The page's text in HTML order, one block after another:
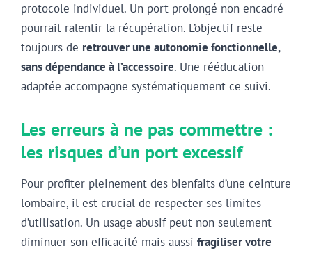
protocole individuel. Un port prolongé non encadré
pourrait ralentir la récupération. L’objectif reste
toujours de retrouver une autonomie fonctionnelle,
sans dépendance à l’accessoire. Une rééducation
adaptée accompagne systématiquement ce suivi.
Les erreurs à ne pas commettre :
les risques d’un port excessif
Pour profiter pleinement des bienfaits d’une ceinture
lombaire, il est crucial de respecter ses limites
d’utilisation. Un usage abusif peut non seulement
diminuer son efficacité mais aussi fragiliser votre